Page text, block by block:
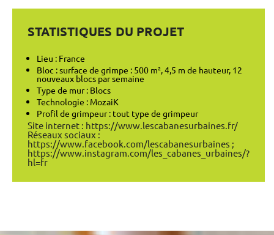
STATISTIQUES DU PROJET
Lieu : France
Bloc : surface de grimpe : 500 m², 4,5 m de hauteur, 12
nouveaux blocs par semaine
Type de mur : Blocs
Technologie : MozaiK
Profil de grimpeur : tout type de grimpeur
Site internet : https://www.lescabanesurbaines.fr/
Réseaux sociaux :
https://www.facebook.com/lescabanesurbaines ;
https://www.instagram.com/les_cabanes_urbaines/?
hl=fr